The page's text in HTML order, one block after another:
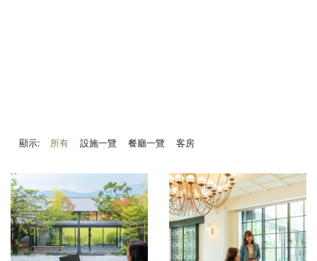
顯示: 所有 設施一覽 餐廳一覽 客房